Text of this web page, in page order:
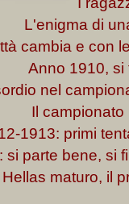
L'enigma di
cambia e con
Anno 1910, si
nel
Il
1913: primi
si parte bene, si
maturo, il